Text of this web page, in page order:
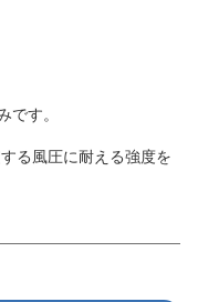
です。
る風圧に耐える強度を